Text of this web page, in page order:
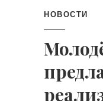
НОВОСТИ